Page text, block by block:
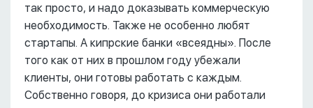
так просто, и надо доказывать коммерческую
необходимость. Также не особенно любят
стартапы. А кипрские банки «всеядны». После
того как от них в прошлом году убежали
клиенты, они готовы работать с каждым.
Собственно говоря, до кризиса они работали